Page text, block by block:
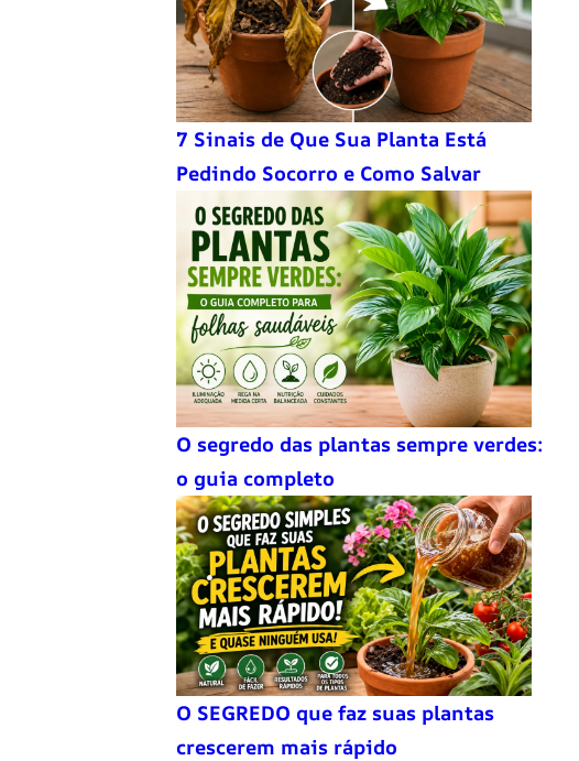
7 Sinais de Que Sua Planta Está
Pedindo Socorro e Como Salvar
O segredo das plantas sempre verdes:
o guia completo
O SEGREDO que faz suas plantas
crescerem mais rápido